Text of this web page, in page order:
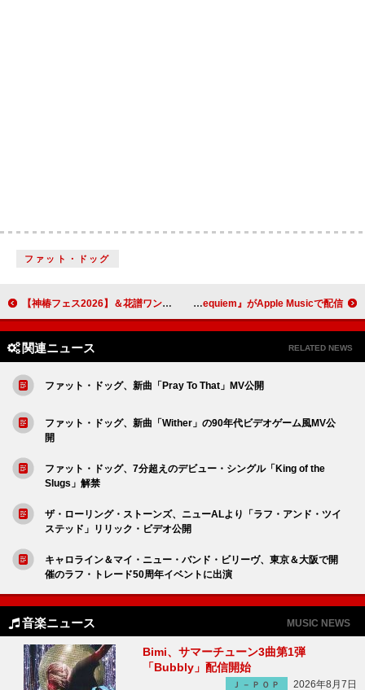
ファット・ドッグ
【神椿フェス2026】＆花譜ワンマンライブ【宿声 / 深愛（巡）】9月開催 レディー・ガガ、映像作品『MAYHEM Requiem』がApple Musicで配信
関連ニュース RELATED NEWS
ファット・ドッグ、新曲「Pray To That」MV公開
ファット・ドッグ、新曲「Wither」の90年代ビデオゲーム風MV公
開
ファット・ドッグ、7分超えのデビュー・シングル「King of the
Slugs」解禁
ザ・ローリング・ストーンズ、ニューALより「ラフ・アンド・ツイ
ステッド」リリック・ビデオ公開
キャロライン＆マイ・ニュー・バンド・ビリーヴ、東京＆大阪で開
催のラフ・トレード50周年イベントに出演
音楽ニュース MUSIC NEWS
Bimi、サマーチューン3曲第1弾
「Bubbly」配信開始
Ｊ－ＰＯＰ 2026年8月7日